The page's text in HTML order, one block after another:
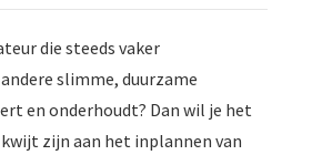
die steeds vaker
slimme, duurzame
en onderhoudt? Dan wil je het
zijn aan het inplannen van